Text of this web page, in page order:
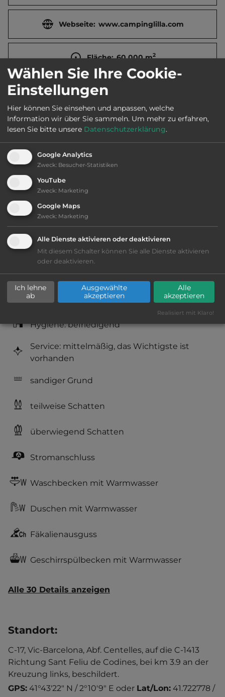
Webseite: www.campinglilla.com
Fläche: 60.000m2
Öffnungszeiten:
Telefon: 0034 938 662526
Ausstattung
Klassifizierung: ausreichend
Lage: schön
Platzeinrichtung: befriedigend
Geräuschkulisse: überwiegend ruhig
Hygiene: befriedigend
Service: mittelmäßig, das Wichtigste ist
vorhanden
sandiger Grund
teilweise Schatten
überwiegend Schatten
Stromanschluss
Waschbecken mit Warmwasser
Duschen mit Warmwasser
Fäkalienausguss
Geschirrspülbecken mit Warmwasser
Alle 30 Details anzeigen
Standort:
C-17, Vic-Barcelona, Abf. Centelles, auf die C-1413
Richtung Sant Feliu de Codines, bei km 3.9 an der
Kreuzung links, beschildert.
GPS: 41°43'22" N / 2°10'9" E oder Lat/Lon: 41.722778 /
Wählen Sie Ihre Cookie-
Einstellungen
Hier können Sie einsehen und anpassen, welche
Information wir über Sie sammeln. Um mehr zu erfahren,
lesen Sie bitte unsere Datenschutzerklärung.
Google Analytics
Zweck: Besucher-Statistiken
YouTube
Zweck: Marketing
Google Maps
Zweck: Marketing
Alle Dienste aktivieren oder deaktivieren
Mit diesem Schalter können Sie alle Dienste aktivieren
oder deaktivieren.
Ich lehne
ab
Ausgewählte
akzeptieren
Alle
akzeptieren
Realisiert mit Klaro!